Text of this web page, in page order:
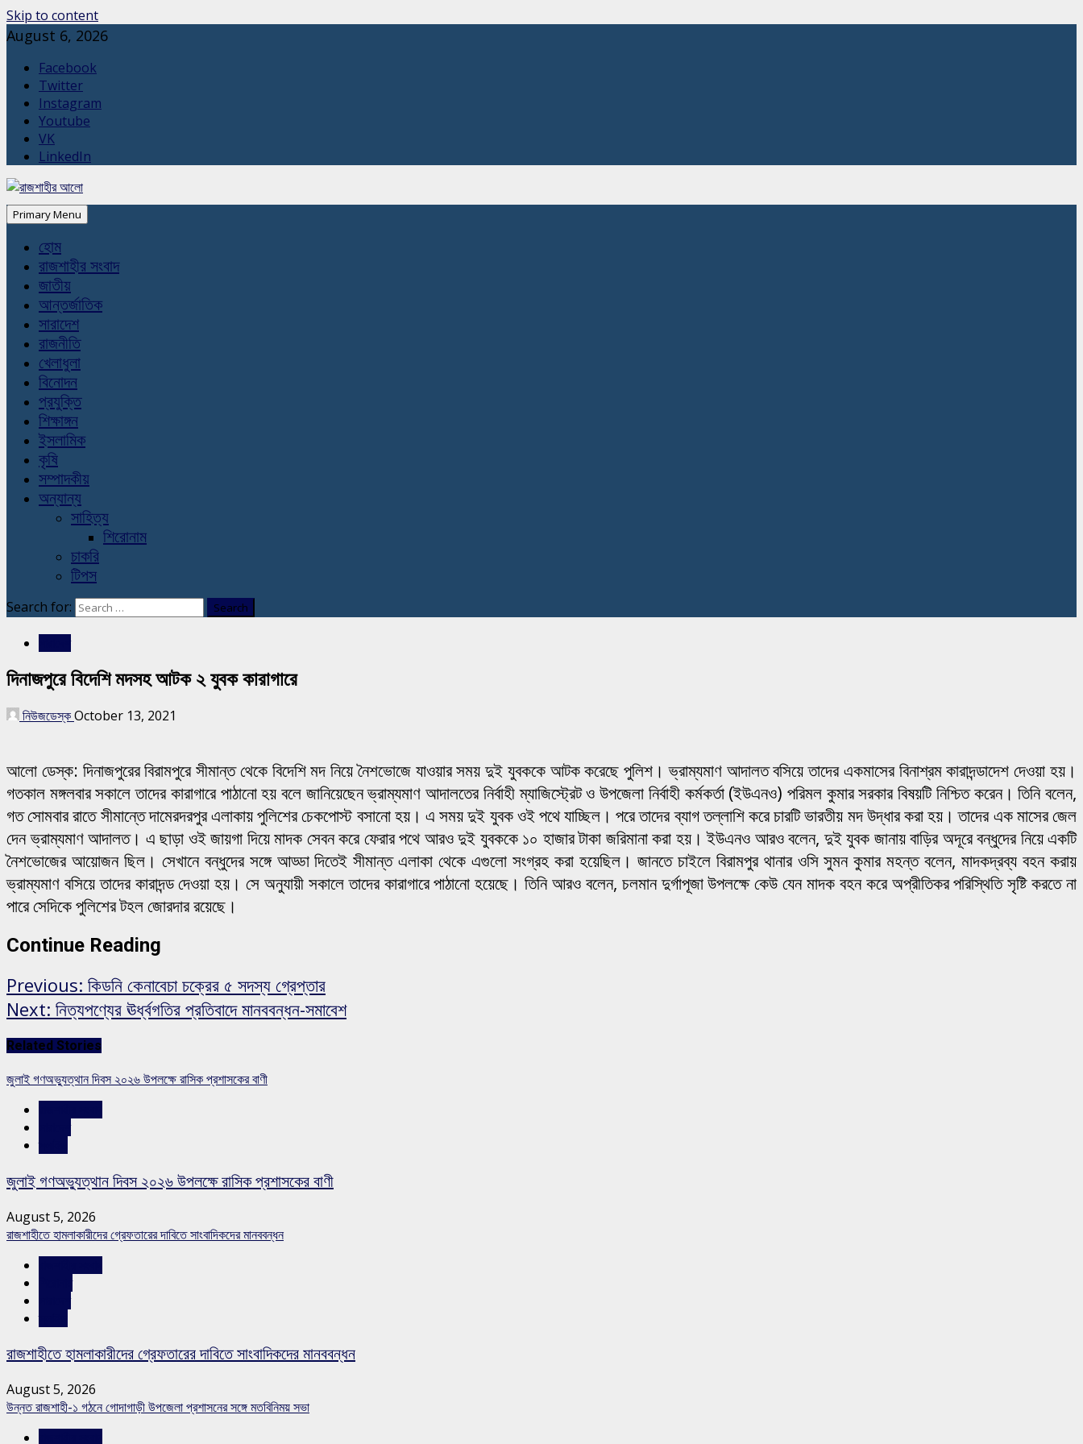
Skip to content
August 6, 2026
Facebook
Twitter
Instagram
Youtube
VK
LinkedIn
Primary Menu
হোম
রাজশাহীর সংবাদ
জাতীয়
আন্তর্জাতিক
সারাদেশ
রাজনীতি
খেলাধুলা
বিনোদন
প্রযুক্তি
শিক্ষাঙ্গন
ইসলামিক
কৃষি
সম্পাদকীয়
অন্যান্য
সাহিত্য
শিরোনাম
চাকরি
টিপস
Search for:
দিনাজপুরে বিদেশি মদসহ আটক ২ যুবক কারাগারে
নিউজডেস্কOctober 13, 2021
আলো ডেস্ক: দিনাজপুরের বিরামপুরে সীমান্ত থেকে বিদেশি মদ নিয়ে নৈশভোজে যাওয়ার সময় দুই যুবককে আটক করেছে পুলিশ। ভ্রাম্যমাণ আদালত বসিয়ে তাদের একমাসের বিনাশ্রম কারাদন্ডাদেশ দেওয়া হয়।
গতকাল মঙ্গলবার সকালে তাদের কারাগারে পাঠানো হয় বলে জানিয়েছেন ভ্রাম্যমাণ আদালতের নির্বাহী ম্যাজিস্ট্রেট ও উপজেলা নির্বাহী কর্মকর্তা (ইউএনও) পরিমল কুমার সরকার বিষয়টি নিশ্চিত করেন। তিনি বলেন,
গত সোমবার রাতে সীমান্তে দামেরদরপুর এলাকায় পুলিশের চেকপোস্ট বসানো হয়। এ সময় দুই যুবক ওই পথে যাচ্ছিল। পরে তাদের ব্যাগ তল্লাশি করে চারটি ভারতীয় মদ উদ্ধার করা হয়। তাদের এক মাসের জেল
দেন ভ্রাম্যমাণ আদালত। এ ছাড়া ওই জায়গা দিয়ে মাদক সেবন করে ফেরার পথে আরও দুই যুবককে ১০ হাজার টাকা জরিমানা করা হয়। ইউএনও আরও বলেন, দুই যুবক জানায় বাড়ির অদূরে বন্ধুদের নিয়ে একটি
নৈশভোজের আয়োজন ছিল। সেখানে বন্ধুদের সঙ্গে আড্ডা দিতেই সীমান্ত এলাকা থেকে এগুলো সংগ্রহ করা হয়েছিল। জানতে চাইলে বিরামপুর থানার ওসি সুমন কুমার মহন্ত বলেন, মাদকদ্রব্য বহন করায়
ভ্রাম্যমাণ বসিয়ে তাদের কারাদন্ড দেওয়া হয়। সে অনুযায়ী সকালে তাদের কারাগারে পাঠানো হয়েছে। তিনি আরও বলেন, চলমান দুর্গাপূজা উপলক্ষে কেউ যেন মাদক বহন করে অপ্রীতিকর পরিস্থিতি সৃষ্টি করতে না
পারে সেদিকে পুলিশের টহল জোরদার রয়েছে।
Continue Reading
Previous: কিডনি কেনাবেচা চক্রের ৫ সদস্য গ্রেপ্তার
Next: নিত্যপণ্যের ঊর্ধ্বগতির প্রতিবাদে মানববন্ধন-সমাবেশ
Related Stories
জুলাই গণঅভ্যুত্থান দিবস ২০২৬ উপলক্ষে রাসিক প্রশাসকের বাণী
জুলাই গণঅভ্যুত্থান দিবস ২০২৬ উপলক্ষে রাসিক প্রশাসকের বাণী
August 5, 2026
রাজশাহীতে হামলাকারীদের গ্রেফতারের দাবিতে সাংবাদিকদের মানববন্ধন
রাজশাহীতে হামলাকারীদের গ্রেফতারের দাবিতে সাংবাদিকদের মানববন্ধন
August 5, 2026
উন্নত রাজশাহী-১ গঠনে গোদাগাড়ী উপজেলা প্রশাসনের সঙ্গে মতবিনিময় সভা